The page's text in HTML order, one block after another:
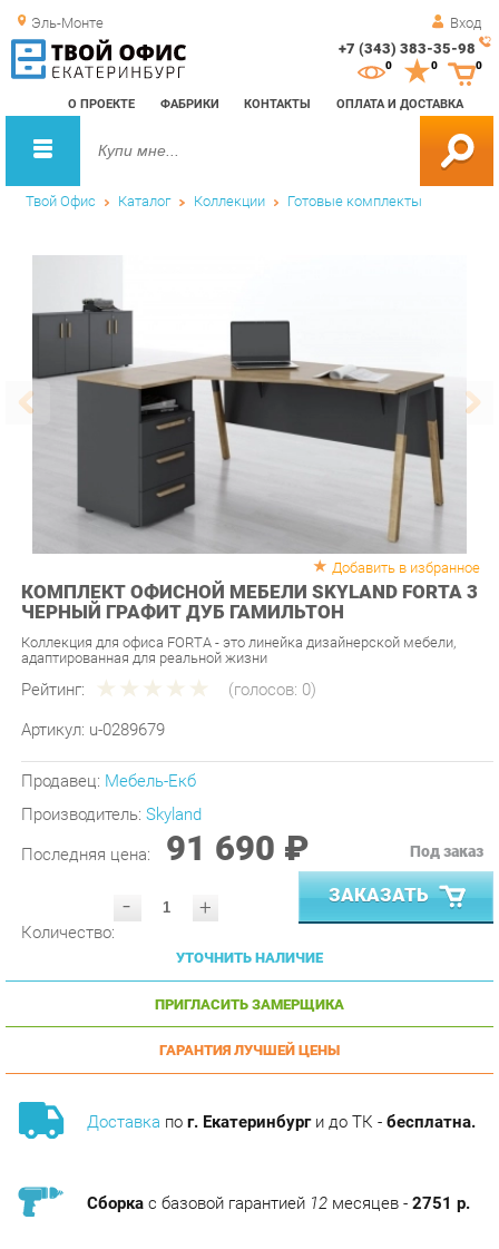
Эль-Монте Вход
+7 (343) 383-35-98
О ПРОЕКТЕ ФАБРИКИ КОНТАКТЫ ОПЛАТА И ДОСТАВКА
0 0
Твой Офис Каталог Коллекции Готовые комплекты
Добавить в избранное
КОМПЛЕКТ ОФИСНОЙ МЕБЕЛИ SKYLAND FORTA 3
ЧЕРНЫЙ ГРАФИТ ДУБ ГАМИЛЬТОН
Коллекция для офиса FORTA - это линейка дизайнерской мебели,
Рейтинг: (голосов:
Артикул: u-0289679
Производитель:Skyland
Последняя цена: 91 690 ₽
- ЗАКАЗАТЬ
УТОЧНИТЬ НАЛИЧИЕ
ПРИГЛАСИТЬ ЗАМЕРЩИКА
ГАРАНТИЯ ЛУЧШЕЙ ЦЕНЫ
Доставкапог. Екатеринбурги до ТК -бесплатна.